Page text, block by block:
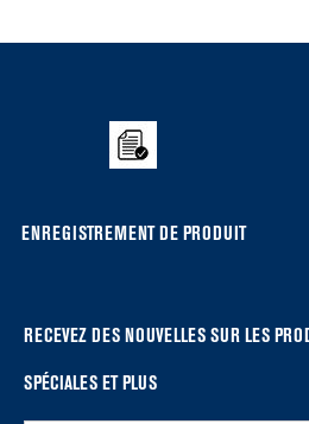
you
end
ENREGISTREMENT DE PRODUIT
RECEVEZ DES NOUVELLES SUR LES
SPÉCIALES ET PLUS